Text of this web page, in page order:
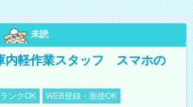
未読
内軽作業スタッフ スマホの
ンクOK WEB登録・面接OK